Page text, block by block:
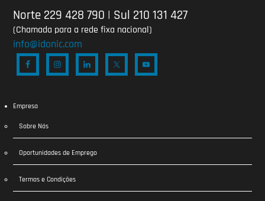
Norte 229 428 790 | Sul 210 131 427
(Chamada para a rede fixa nacional)
info@idonic.com
Empresa
Sobre Nós
Oportunidades de Emprego
Termos e Condições